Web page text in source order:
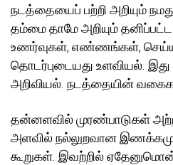
நடத்தையைப் பற்றி அறியும்
தம்மை தாமே அறியும்
உணர்வுகள், எண்ணங்கள்,
தொடர்புடையது உளவியல்.
அறிவியல். நடத்தையின்
தன்னளவில் முரண்பாடுகள்
அளவில் நல்லுறவான
கூறுகள். இவற்றில்